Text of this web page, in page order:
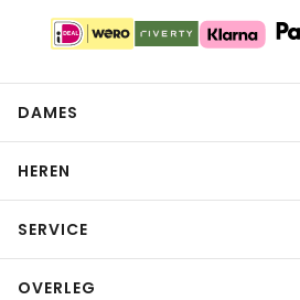
DAMES
HEREN
SERVICE
OVERLEG